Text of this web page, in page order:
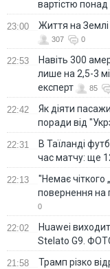
вартістю
23:00 Життя на Землі
307 0
22:53
Навіть 300
лише на 2,5-3
експерт
85
22:42
Як діяти
поради від
22:31
В Таїланді
час матчу: ще
22:13
"Немає чіткого
повернення на
0
22:02
Huawei
Stelato G9.
21:58
Трамп різко